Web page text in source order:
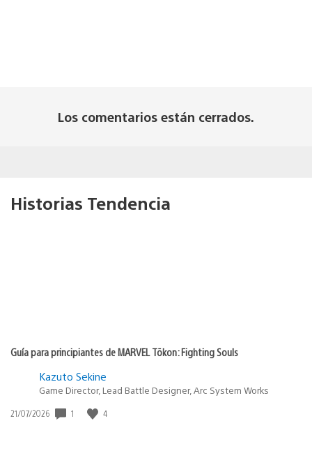
Los comentarios están cerrados.
Historias Tendencia
Guía para principiantes de MARVEL Tōkon: Fighting Souls
Kazuto Sekine
Game Director, Lead Battle Designer, Arc System Works
Fecha
21/07/2026 1 4